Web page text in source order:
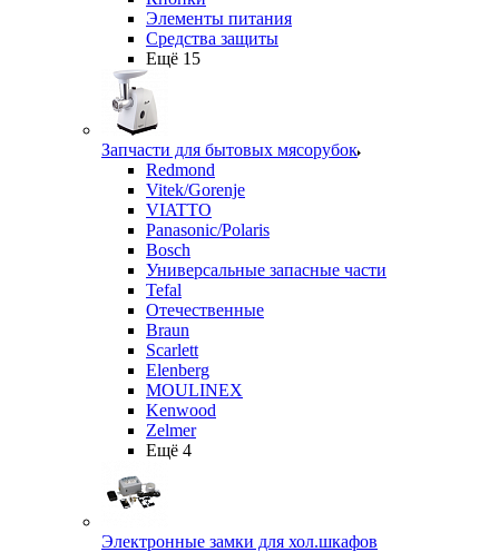
Элементы питания
Средства защиты
Ещё 15
Запчасти для бытовых мясорубок
Redmond
Vitek/Gorenje
VIATTO
Panasonic/Polaris
Bosch
Универсальные запасные части
Tefal
Отечественные
Braun
Scarlett
Elenberg
MOULINEX
Kenwood
Zelmer
Ещё 4
Электронные замки для хол.шкафов